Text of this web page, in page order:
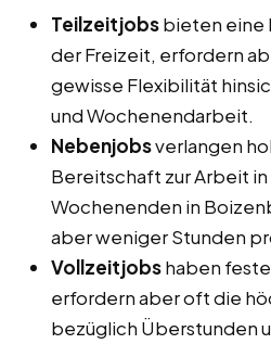
Teilzeitjobsbieten eine
der Freizeit, erfordern
gewisse Flexibilität
und Wochenendarbeit.
Nebenjobsverlangen
Bereitschaft zur Arbeit in
Wochenenden in
aber weniger Stunden
Vollzeitjobshaben
erfordern aber oft die
bezüglich Überstunden